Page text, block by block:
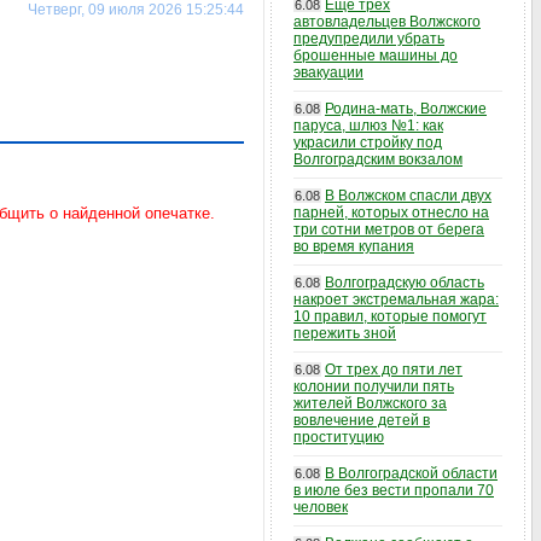
Четверг, 09 июля 2026 15:25:44 6.08 Еще трех
автовладельцев Волжского
предупредили убрать
брошенные машины до
эвакуации
6.08 Родина-мать, Волжские
паруса, шлюз №1: как
украсили стройку под
Волгоградским вокзалом
6.08 В Волжском спасли двух
парней, которых отнесло на
три сотни метров от берега
во время купания
6.08 Волгоградскую область
накроет экстремальная жара:
10 правил, которые помогут
пережить зной
6.08 От трех до пяти лет
колонии получили пять
жителей Волжского за
вовлечение детей в
проституцию
6.08 В Волгоградской области
в июле без вести пропали 70
человек